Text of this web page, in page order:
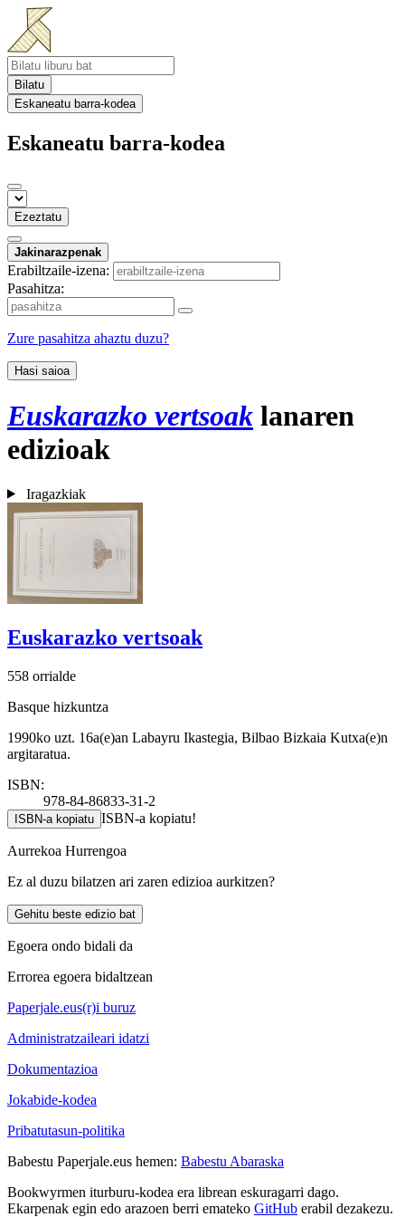
Bilatu
Eskaneatu barra-kodea
Eskaneatu barra-kodea
Ezeztatu
Jakinarazpenak
Erabiltzaile-izena:
Pasahitza:
Zure pasahitza ahaztu duzu?
Hasi saioa
Euskarazko vertsoak lanaren
edizioak
Iragazkiak
Euskarazko vertsoak
558 orrialde
Basque hizkuntza
1990ko uzt. 16a(e)an Labayru Ikastegia, Bilbao Bizkaia Kutxa(e)n
argitaratua.
ISBN:
978-84-86833-31-2
ISBN-a kopiatu ISBN-a kopiatu!
Aurrekoa Hurrengoa
Ez al duzu bilatzen ari zaren edizioa aurkitzen?
Gehitu beste edizio bat
Egoera ondo bidali da
Errorea egoera bidaltzean
Paperjale.eus(r)i buruz
Administratzaileari idatzi
Dokumentazioa
Jokabide-kodea
Pribatutasun-politika
Babestu Paperjale.eus hemen: Babestu Abaraska
Bookwyrmen iturburu-kodea era librean eskuragarri dago.
Ekarpenak egin edo arazoen berri emateko GitHub erabil dezakezu.